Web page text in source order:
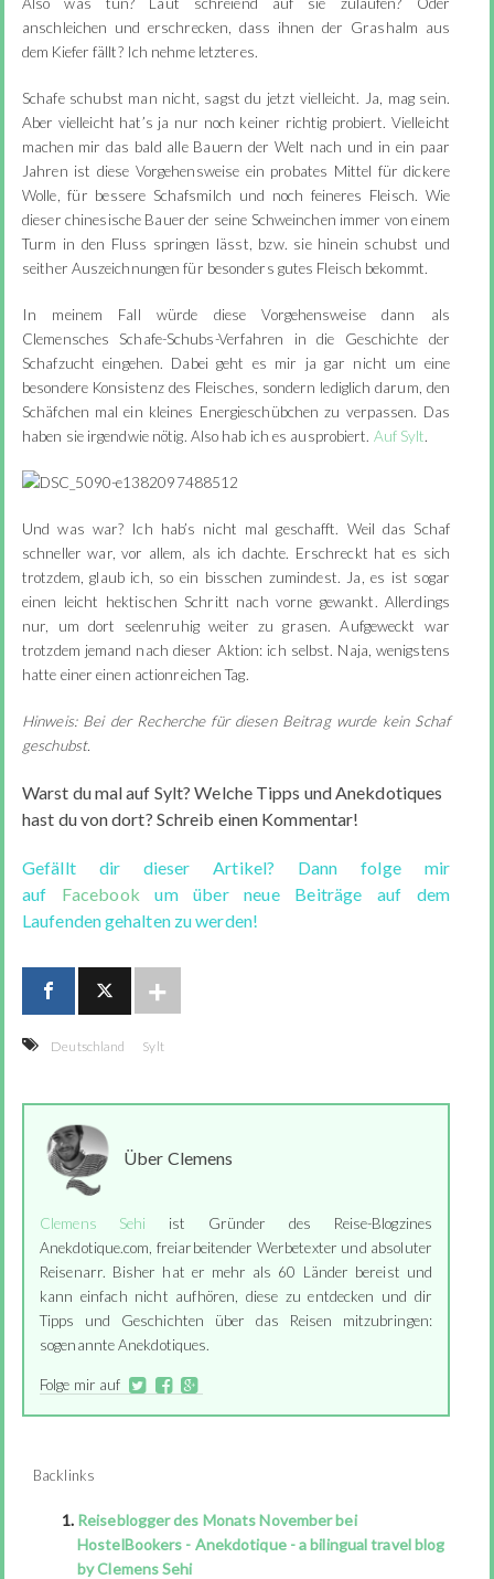
anschleichen und erschrecken, dass ihnen der Grashalm aus
dem Kiefer fällt? Ich nehme letzteres.
Schafe schubst man nicht, sagst du jetzt vielleicht. Ja, mag sein.
Aber vielleicht hat’s ja nur noch keiner richtig probiert. Vielleicht
machen mir das bald alle Bauern der Welt nach und in ein paar
Jahren ist diese Vorgehensweise ein probates Mittel für dickere
Wolle, für bessere Schafsmilch und noch feineres Fleisch. Wie
dieser chinesische Bauer der seine Schweinchen immer von einem
Turm in den Fluss springen lässt, bzw. sie hinein schubst und
seither Auszeichnungen für besonders gutes Fleisch bekommt.
In meinem Fall würde diese Vorgehensweise dann als
Clemensches Schafe-Schubs-Verfahren in die Geschichte der
Schafzucht eingehen. Dabei geht es mir ja gar nicht um eine
besondere Konsistenz des Fleisches, sondern lediglich darum, den
Schäfchen mal ein kleines Energieschübchen zu verpassen. Das
haben sie irgendwie nötig. Also hab ich es ausprobiert. Auf Sylt.
Und was war? Ich hab’s nicht mal geschafft. Weil das Schaf
schneller war, vor allem, als ich dachte. Erschreckt hat es sich
trotzdem, glaub ich, so ein bisschen zumindest. Ja, es ist sogar
einen leicht hektischen Schritt nach vorne gewankt. Allerdings
nur, um dort seelenruhig weiter zu grasen. Aufgeweckt war
trotzdem jemand nach dieser Aktion: ich selbst. Naja, wenigstens
hatte einer einen actionreichen Tag.
Hinweis: Bei der Recherche für diesen Beitrag wurde kein Schaf
geschubst.
Warst du mal auf Sylt? Welche Tipps und Anekdotiques
hast du von dort? Schreib einen Kommentar!
Gefällt dir dieser Artikel? Dann folge mir
auf Facebook um über neue Beiträge auf dem
Laufenden gehalten zu werden!
Deutschland Sylt
Über Clemens
Clemens Sehi ist Gründer des Reise-Blogzines
Anekdotique.com, freiarbeitender Werbetexter und absoluter
Reisenarr. Bisher hat er mehr als 60 Länder bereist und
kann einfach nicht aufhören, diese zu entdecken und dir
Tipps und Geschichten über das Reisen mitzubringen:
sogenannte Anekdotiques.
Folge mir auf
Backlinks
Reiseblogger des Monats November bei
HostelBookers - Anekdotique - a bilingual travel blog
by Clemens Sehi